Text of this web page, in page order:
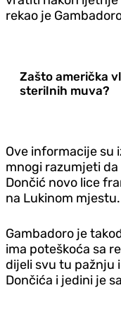
rekao je
Zašto američka
sterilnih muva?
Ove informacije su
mnogi razumjeti
Dončić novo lice
na Lukinom mjestu.
Gambadoro je
ima poteškoća sa
dijeli svu tu pažnju
Dončića i jedini je